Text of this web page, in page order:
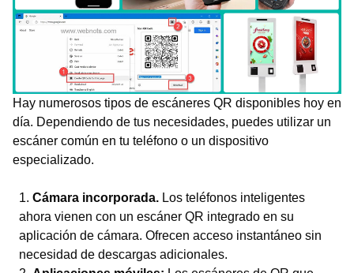
Hay numerosos tipos de escáneres QR disponibles hoy en
día. Dependiendo de tus necesidades, puedes utilizar un
escáner común en tu teléfono o un dispositivo
especializado.
Cámara incorporada. Los teléfonos inteligentes
ahora vienen con un escáner QR integrado en su
aplicación de cámara. Ofrecen acceso instantáneo sin
necesidad de descargas adicionales.